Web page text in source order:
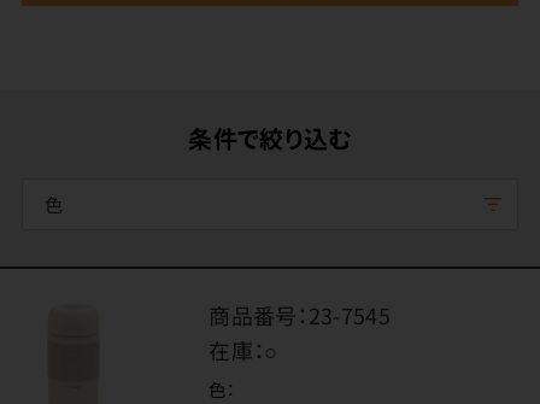
条件で絞り込む
色
商品番号：23-7545
在庫：○
色：